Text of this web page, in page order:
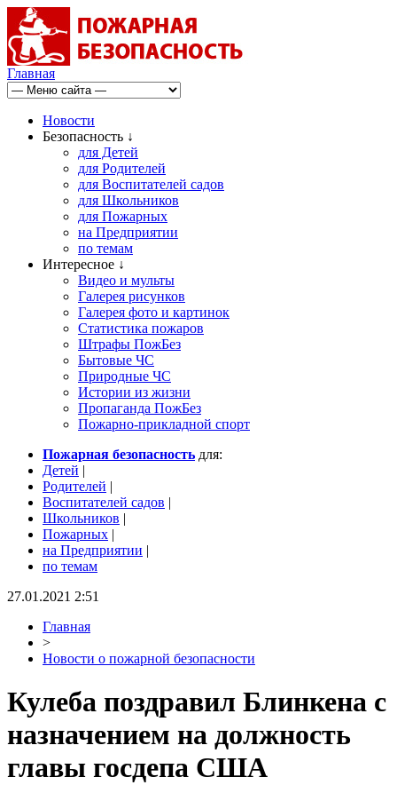
Главная
Новости
Безопасность ↓
для Детей
для Родителей
для Воспитателей садов
для Школьников
для Пожарных
на Предприятии
по темам
Интересное ↓
Видео и мульты
Галерея рисунков
Галерея фото и картинок
Статистика пожаров
Штрафы ПожБез
Бытовые ЧС
Природные ЧС
Истории из жизни
Пропаганда ПожБез
Пожарно-прикладной спорт
Пожарная безопасность для:
Детей |
Родителей |
Воспитателей садов |
Школьников |
Пожарных |
на Предприятии |
по темам
27.01.2021 2:51
Главная
>
Новости о пожарной безопасности
Кулеба поздравил Блинкена с
назначением на должность
главы госдепа США